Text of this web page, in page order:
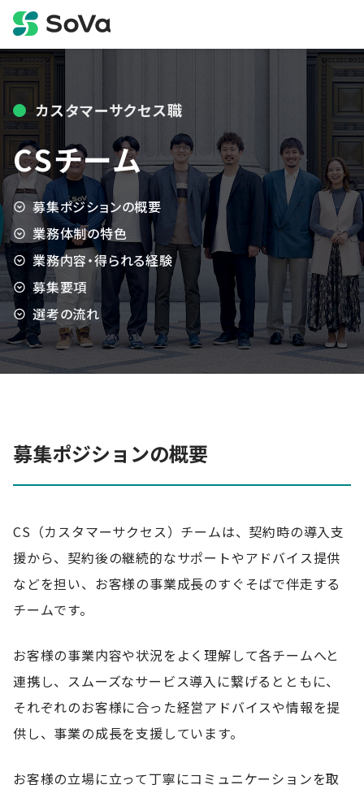
カスタマーサクセス職
CSチーム
募集ポジションの概要
業務体制の特色
業務内容・得られる経験
募集要項
選考の流れ
募集ポジションの概要
CS（カスタマーサクセス）チームは、契約時の導入支
援から、契約後の継続的なサポートやアドバイス提供
などを担い、お客様の事業成長のすぐそばで伴走する
チームです。
お客様の事業内容や状況をよく理解して各チームへと
連携し、スムーズなサービス導入に繋げるとともに、
それぞれのお客様に合った経営アドバイスや情報を提
供し、事業の成長を支援しています。
お客様の立場に立って丁寧にコミュニケーションを取